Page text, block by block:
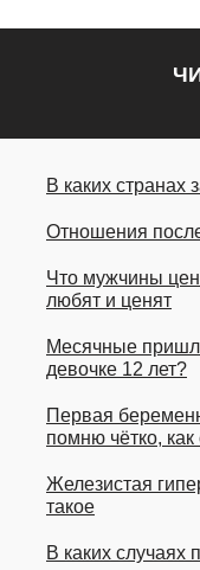
В каких странах
Отношения
Что мужчины
любят и ценят
Месячные
девочке 12 лет?
Первая
помню чётко, как
Железистая
такое
В каких случаях